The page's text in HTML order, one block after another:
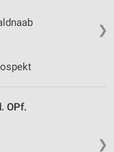
❯
❯
OPf.